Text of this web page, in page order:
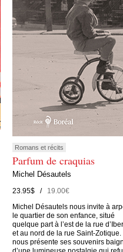
Romans et récits
Parfum de craquias
Michel Désautels
23.95$ /19.00€
Michel Désautels nous invite à
le quartier de son enfance, situé
quelque part à l’est de la rue
et au nord de la rue Saint-Zotique.
nous présente ses souvenirs